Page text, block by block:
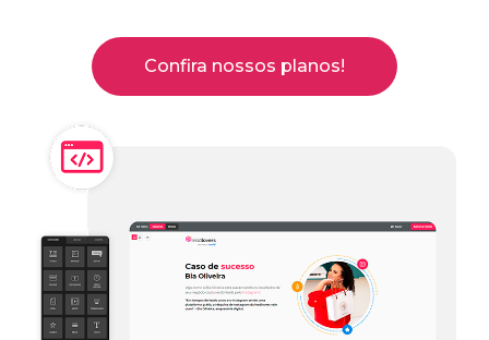
Confira nossos planos!